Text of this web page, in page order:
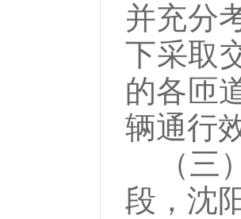
并充分
下采取
的各匝
辆通行
（三
段，沈